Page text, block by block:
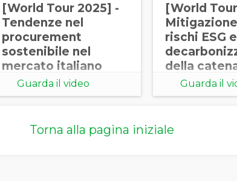
[World Tour 2025] -
Tendenze nel
procurement
sostenibile nel
mercato italiano
Guarda il video
[World
rischi ESG e
della
fornitura
Guarda il
Torna alla pagina iniziale